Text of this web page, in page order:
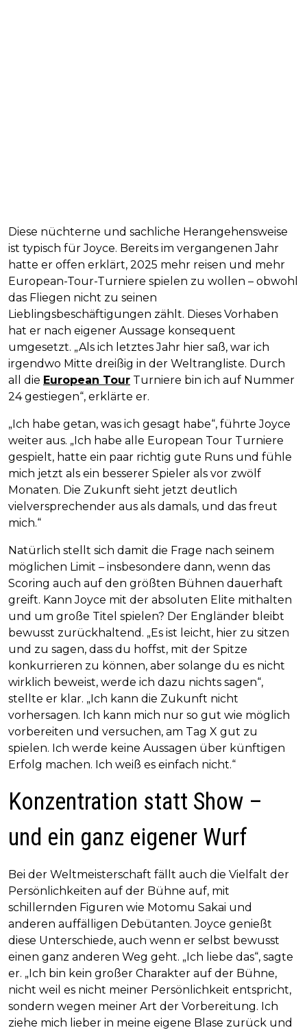
Diese nüchterne und sachliche Herangehensweise
ist typisch für Joyce. Bereits im vergangenen Jahr
hatte er offen erklärt, 2025 mehr reisen und mehr
European-Tour-Turniere spielen zu wollen – obwohl
das Fliegen nicht zu seinen
Lieblingsbeschäftigungen zählt. Dieses Vorhaben
hat er nach eigener Aussage konsequent
umgesetzt. „Als ich letztes Jahr hier saß, war ich
irgendwo Mitte dreißig in der Weltrangliste. Durch
all die European Tour Turniere bin ich auf Nummer
24 gestiegen“, erklärte er.
„Ich habe getan, was ich gesagt habe“, führte Joyce
weiter aus. „Ich habe alle European Tour Turniere
gespielt, hatte ein paar richtig gute Runs und fühle
mich jetzt als ein besserer Spieler als vor zwölf
Monaten. Die Zukunft sieht jetzt deutlich
vielversprechender aus als damals, und das freut
mich.“
Natürlich stellt sich damit die Frage nach seinem
möglichen Limit – insbesondere dann, wenn das
Scoring auch auf den größten Bühnen dauerhaft
greift. Kann Joyce mit der absoluten Elite mithalten
und um große Titel spielen? Der Engländer bleibt
bewusst zurückhaltend. „Es ist leicht, hier zu sitzen
und zu sagen, dass du hoffst, mit der Spitze
konkurrieren zu können, aber solange du es nicht
wirklich beweist, werde ich dazu nichts sagen“,
stellte er klar. „Ich kann die Zukunft nicht
vorhersagen. Ich kann mich nur so gut wie möglich
vorbereiten und versuchen, am Tag X gut zu
spielen. Ich werde keine Aussagen über künftigen
Erfolg machen. Ich weiß es einfach nicht.“
Konzentration statt Show –
und ein ganz eigener Wurf
Bei der Weltmeisterschaft fällt auch die Vielfalt der
Persönlichkeiten auf der Bühne auf, mit
schillernden Figuren wie Motomu Sakai und
anderen auffälligen Debütanten. Joyce genießt
diese Unterschiede, auch wenn er selbst bewusst
einen ganz anderen Weg geht. „Ich liebe das“, sagte
er. „Ich bin kein großer Charakter auf der Bühne,
nicht weil es nicht meiner Persönlichkeit entspricht,
sondern wegen meiner Art der Vorbereitung. Ich
ziehe mich lieber in meine eigene Blase zurück und